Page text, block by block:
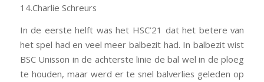
14.Charlie Schreurs
In de eerste helft was het HSC’21 dat het betere van
het spel had en veel meer balbezit had. In balbezit wist
BSC Unisson in de achterste linie de bal wel in de ploeg
te houden, maar werd er te snel balverlies geleden op